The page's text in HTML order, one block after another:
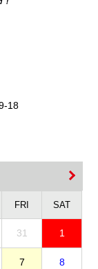
18
FRI SAT
31 1
7 8